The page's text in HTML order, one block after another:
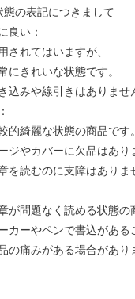
態の表記につきまして
良い：
れてはいますが、
きれいな状態です。
みや線引きはありませ
綺麗な状態の商品です。
やカバーに欠品はあり
読むのに支障はありま
問題なく読める状態の
ーやペンで書込がある
痛みがある場合があり